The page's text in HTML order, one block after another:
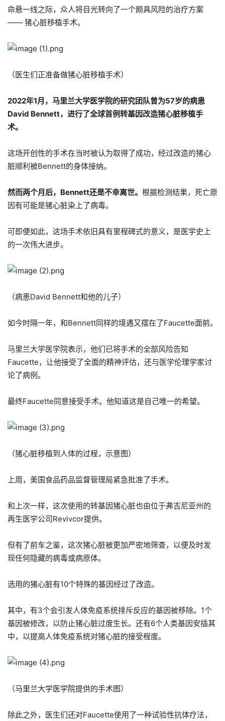
命悬一线之际，众人将目光转向了一个颇具风险的治疗方案
—— 猪心脏移植手术。
（医生们正准备做猪心脏移植手术）
2022年1月，马里兰大学医学院的研究团队曾为57岁的病患
David Bennett，进行了全球首例转基因改造猪心脏移植手
术。
这场开创性的手术在当时被认为取得了成功，经过改造的猪心
脏顺利被Bennett的身体接纳。
然而两个月后， Bennett还是不幸离世。 根据检测结果，死亡原
因有可能是猪心脏染上了病毒。
可即便如此，这场手术依旧具有里程碑式的意义，是医学史上
的一次伟大进步。
（病患David Bennett和他的儿子）
如今时隔一年，和Bennett同样的境遇又摆在了Faucette面前。
马里兰大学医学院表示，他们已将手术的全部风险告知
Faucette，让他接受了全面的精神评估，还与医学伦理学家讨
论了病例。
最终Faucette同意接受手术。他知道这是自己唯一的希望。
（猪心脏移植到人体的过程，示意图）
上周，美国食品药品监督管理局紧急批准了手术。
和上次一样，这次使用的转基因猪心脏也由位于弗吉尼亚州的
再生医学公司Revivcor提供。
但有了前车之鉴，这次猪心脏被更加严密地筛查，以便及时发
现任何隐藏的病毒或病原体。
选用的猪心脏有10个特殊的基因经过了改造。
其中，有3个会引发人体免疫系统排斥反应的基因被移除。1个
基因被修改，以防止猪心脏过度生长。还有6个人类基因安插其
中，以提高人体免疫系统对猪心脏的接受程度。
（马里兰大学医学院提供的手术图）
除此之外，医生们还对Faucette使用了一种试验性抗体疗法，